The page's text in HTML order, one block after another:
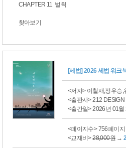
CHAPTER 11 벌칙
찾아보기
[세법] 2026 세법 워크
<저자> 이철재,정우승
<출판사> 212
<출간일> 2026년 01월
<페이지수> 756페이지
<교재비>28,000원 →